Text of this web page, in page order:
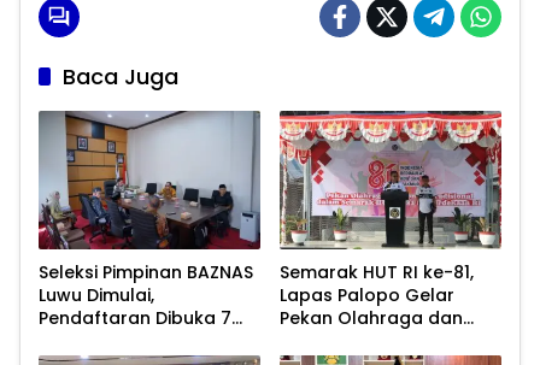
Baca Juga
Seleksi Pimpinan BAZNAS
Luwu Dimulai,
Pendaftaran Dibuka 7
Semarak HUT RI ke-81,
Lapas Palopo Gelar
Pekan Olahraga dan